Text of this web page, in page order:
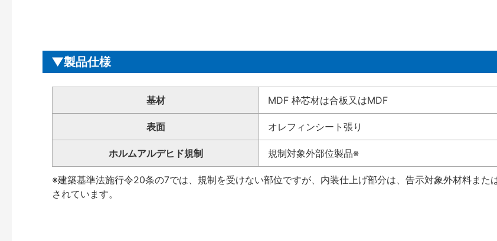
製品仕様
基材 MDF 枠芯材は合板又はMDF
表面 オレフィンシート張り
ホルムアルデヒド規制 規制対象外部位製品※
※建築基準法施行令20条の7では、規制を受けない部位ですが、内装仕上げ部分は、告示対象外材料
されています。